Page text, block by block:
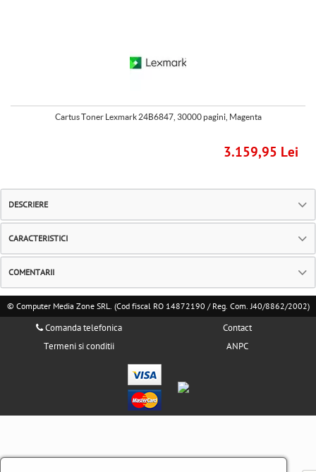
Cartus Toner Lexmark 24B6847, 30000 pagini, Magenta
3.159,95 Lei
DESCRIERE
CARACTERISTICI
COMENTARII
© Computer Media Zone SRL. (Cod fiscal RO 14872190 / Reg. Com. J40/8862/2002)
Comanda telefonica
Termeni si conditii
Contact
ANPC